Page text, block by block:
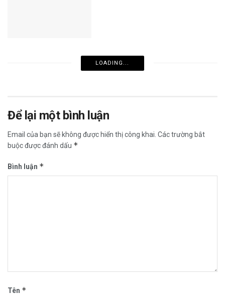
LOADING...
Để lại một bình luận
Email của bạn sẽ không được hiển thị công khai. Các trường bắt
buộc được đánh dấu *
Bình luận *
Tên *